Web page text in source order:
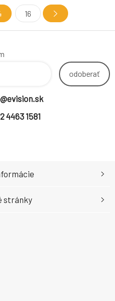
odporúčame použiť originálny
odporúčaný adaptér, ktorý
bude automaticky pridaný k
16
odoberať
4463 1581
stránky